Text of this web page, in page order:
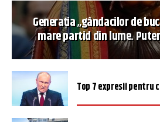
Generația „gândacilor de
mare partid din lume.
Top 7 expresii pentru